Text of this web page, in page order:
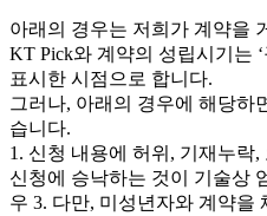
아래의 경우는 저희가 계약을
KT Pick와 계약의 성립시기는
표시한 시점으로 합니다.
그러나, 아래의 경우에 해당하
습니다.
1. 신청 내용에 허위, 기재누락
신청에 승낙하는 것이 기술상
우 3. 다만, 미성년자와 계약을